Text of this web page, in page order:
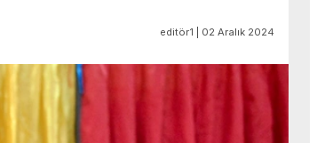
editör1 | 02 Aralık 2024